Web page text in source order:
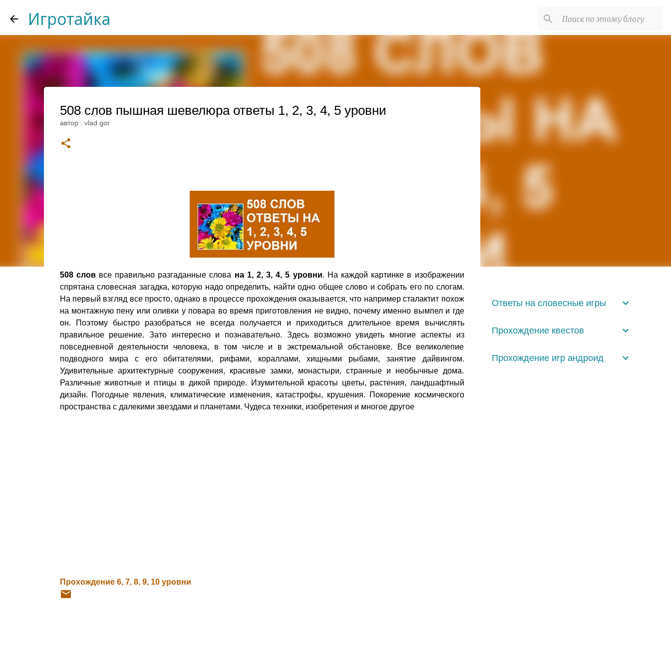
Игротайка
508 слов пышная шевелюра ответы 1, 2, 3, 4, 5 уровни
автор : vlad gor
508 словвсе правильно разгаданные слова на 1, 2, 3, 4, 5 уровни. На каждой картинке в изображении
спрятана словесная загадка, которую надо определить, найти одно общее слово и собрать его по слогам.
На первый взгляд все просто, однако в процессе прохождения оказывается, что например сталактит похож
на монтажную пену или оливки у повара во время приготовления не видно, почему именно вымпел и где
он. Поэтому быстро разобраться не всегда получается и приходиться длительное время вычислять
правильное решение. Зато интересно и познавательно. Здесь возможно увидеть многие аспекты из
повседневной деятельности человека, в том числе и в экстремальной обстановке. Все великолепие
подводного мира с его обитателями, рифами, кораллами, хищными рыбами, занятие дайвингом.
Удивительные архитектурные сооружения, красивые замки, монастыри, странные и необычные дома.
Различные животные и птицы в дикой природе. Изумительной красоты цветы, растения, ландшафтный
дизайн. Погодные явления, климатические изменения, катастрофы, крушения. Покорение космического
пространства с далекими звездами и планетами. Чудеса техники, изобретения и многое другое
Прохождение 6, 7, 8, 9, 10 уровни
Ответы на словесные игры
Прохождение квестов
Прохождение игр андроид